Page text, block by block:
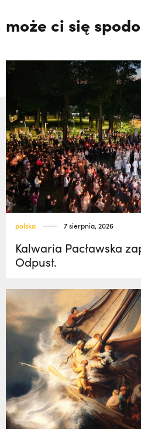
może ci się
polska 7 sierpnia, 2026
Kalwaria Pacławska
Odpust.